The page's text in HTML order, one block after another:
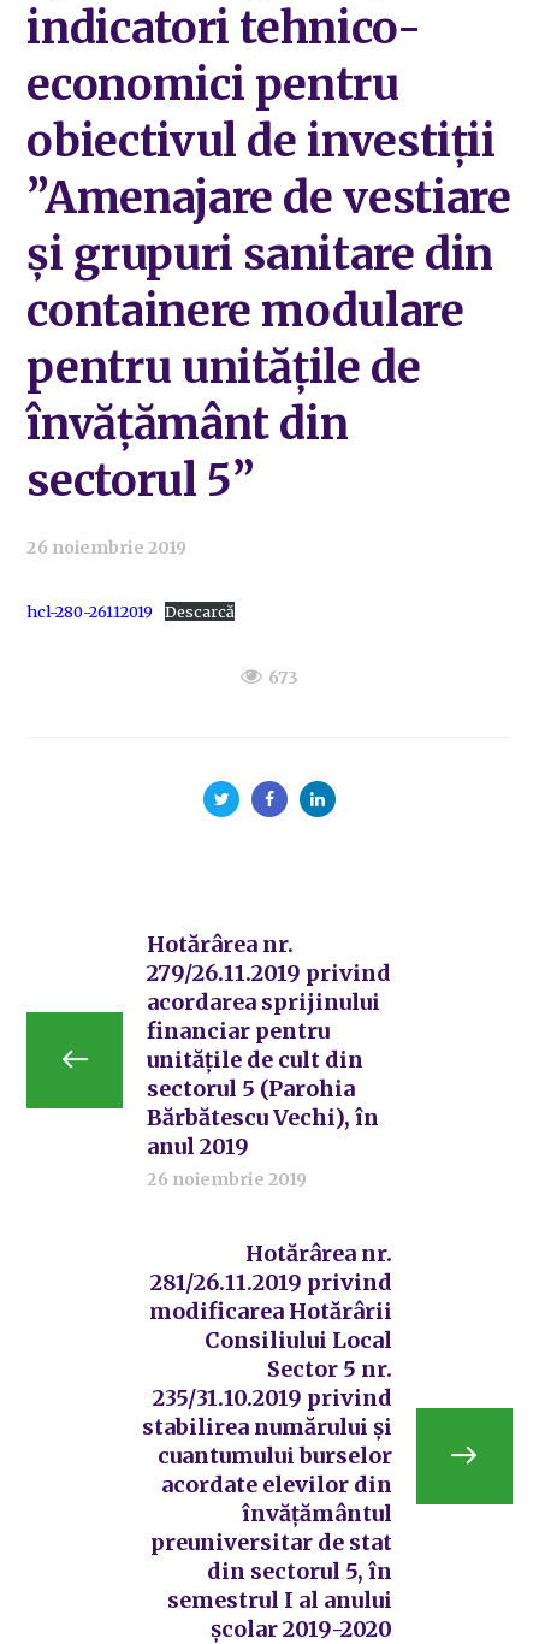
indicatori tehnico-
economici pentru
obiectivul de investiții
”Amenajare de vestiare
și grupuri sanitare din
containere modulare
pentru unitățile de
învățământ din
sectorul 5”
26 noiembrie 2019
hcl-280-26112019 Descarcă
673
Hotărârea nr.
279/26.11.2019 privind
acordarea sprijinului
financiar pentru
unitățile de cult din
sectorul 5 (Parohia
Bărbătescu Vechi), în
anul 2019
26 noiembrie 2019
Hotărârea nr.
281/26.11.2019 privind
modificarea Hotărârii
Consiliului Local
Sector 5 nr.
235/31.10.2019 privind
stabilirea numărului şi
cuantumului burselor
acordate elevilor din
învățământul
preuniversitar de stat
din sectorul 5, în
semestrul I al anului
școlar 2019-2020